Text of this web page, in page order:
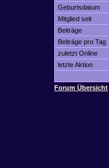
Geburtsdatum
Mitglied seit
Beiträge
Beiträge pro Tag
zuletzt Online
letzte Aktion
Forum Übersicht